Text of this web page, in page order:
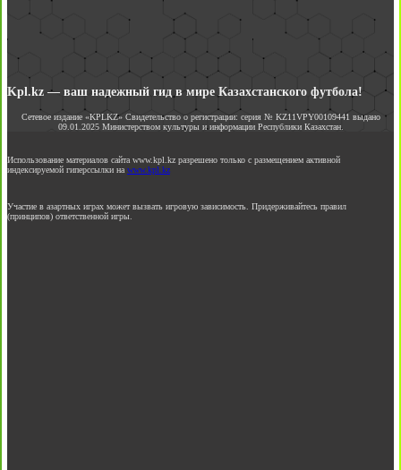
Kpl.kz — ваш надежный гид в мире Казахстанского футбола!
Сетевое издание «KPLKZ» Свидетельство о регистрации: серия № KZ11VPY00109441 выдано
09.01.2025 Министерством культуры и информации Республики Казахстан.
Использование материалов сайта www.kpl.kz разрешено только с размещением активной
индексируемой гиперссылки на www.kpl.kz
Участие в азартных играх может вызвать игровую зависимость. Придерживайтесь правил
(принципов) ответственной игры.